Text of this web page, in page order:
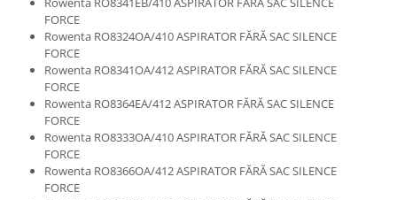
Incaltaminte femei
Ochelari de soare
Ochelari de vedere
Gaming, Carti & Birotica
Birotica & Papetarie
Console, Jocuri & Accesorii
Ingrijire personala & Cosmetice
Accesorii aparate de ras electrice
FORCE
Rowenta RO8324OA/410 ASPIRATOR FĂRĂ SAC SILENCE
FORCE
Rowenta RO8341OA/412 ASPIRATOR FĂRĂ SAC SILENCE
FORCE
Rowenta RO8364EA/412 ASPIRATOR FĂRĂ SAC SILENCE
FORCE
Rowenta RO8333OA/410 ASPIRATOR FĂRĂ SAC SILENCE
FORCE
Rowenta RO8366OA/412 ASPIRATOR FĂRĂ SAC SILENCE
FORCE